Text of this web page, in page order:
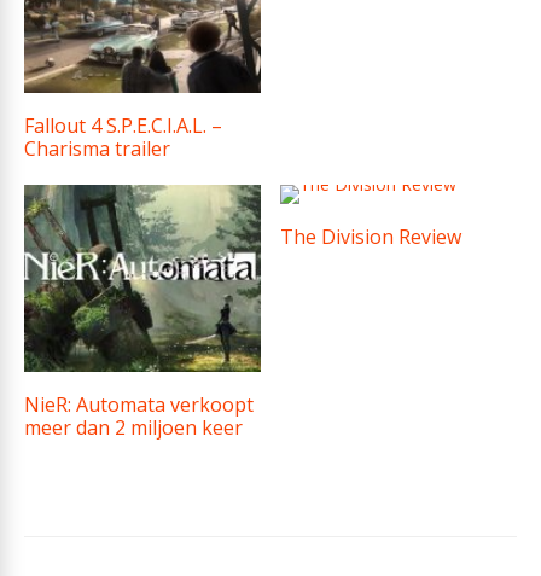
Fallout 4 S.P.E.C.I.A.L. –
Charisma trailer
NieR: Automata verkoopt
meer dan 2 miljoen keer
The Division Review